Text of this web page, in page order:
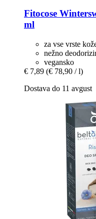
Fitocose
ml
za vse vrste
nežno
vegansko
€ 7,89 (€ 78,90 / l)
Dostava do 11 avgust